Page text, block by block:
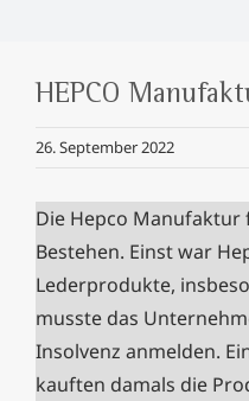
HEPCO
26. September 2022
Die Hepco Manufaktur
Bestehen. Einst war
Lederprodukte,
musste das
Insolvenz anmelden.
kauften damals die